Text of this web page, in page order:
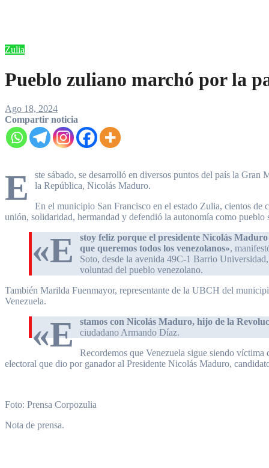
Zulia
Pueblo zuliano marchó por la
Ago 18, 2024
Compartir noticia
E
ste sábado, se desarrolló en diversos puntos del país la
la República, Nicolás Maduro.
En el municipio San Francisco en el estado Zulia, cientos de
unión, solidaridad, hermandad y defendió la autonomía como pueblo
«E
stoy feliz porque el presidente Nicolás
que queremos todos los venezolanos»,
Soto, desde la avenida 49C-1 Barrio
voluntad del pueblo venezolano.
También Marilda Fuenmayor, representante de la UBCH del
Venezuela.
«E stamos con Nicolás Maduro, hijo de la
ciudadano Armando Díaz.
Recordemos que Venezuela sigue siendo
electoral que dio por ganador al Presidente Nicolás Maduro,
Foto: Prensa Corpozulia
Nota de prensa.